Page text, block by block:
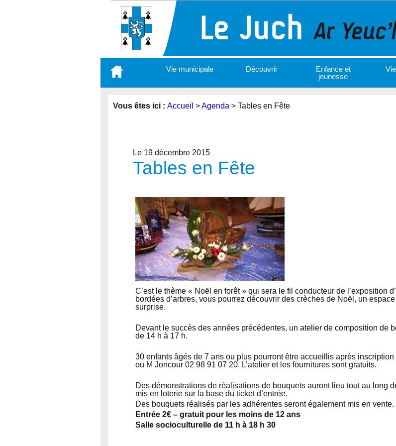
contenu
Vie municipale Découvrir
Enfance et
jeunesse
Vous êtes ici : Accueil >Agenda > Tables en Fête
Le 19 décembre 2015
Tables en Fête
C’est le thème « Noël en forêt » qui sera le fil conducteur de l’exposition
bordées d’arbres, vous pourrez découvrir des crèches de Noël, un
surprise.
Devant le succès des années précédentes, un atelier de composition de
de 14 h à 17 h.
30 enfants âgés de 7 ans ou plus pourront être accueillis après
ou M Joncour 02 98 91 07 20. L’atelier et les fournitures sont gratuits.
Des démonstrations de réalisations de bouquets auront lieu tout au long
mis en loterie sur la base du ticket d’entrée.
Des bouquets réalisés par les adhérentes seront également mis en vente.
Entrée 2€ – gratuit pour les moins de 12 ans
Salle socioculturelle de 11 h à 18 h 30